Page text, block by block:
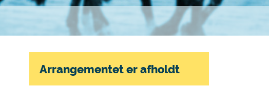
Arrangementet er afholdt